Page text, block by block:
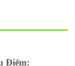
Điểm: